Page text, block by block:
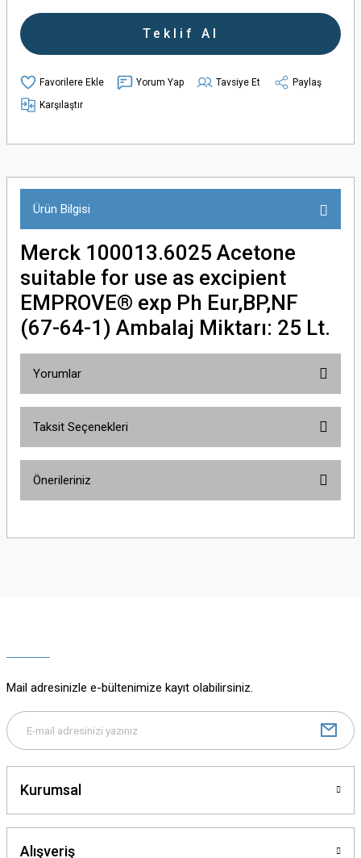
Teklif Al
Yorum Yap Tavsiye Et
Paylaş
Karşılaştır
Ürün Bilgisi
Merck 100013.6025 Acetone
suitable for use as excipient
EMPROVE® exp Ph Eur,BP,NF
(67-64-1) Ambalaj Miktarı: 25 Lt.
Yorumlar
Taksit Seçenekleri
Önerileriniz
yetersiz gördüğünüz noktaları öneri formunu kullanarak tarafımıza
Bu ürüne benzer farklı alternatifler olmalı.
Mail adresinizle e-bültenimize kayıt olabilirsiniz.
Kurumsal
Alışveriş